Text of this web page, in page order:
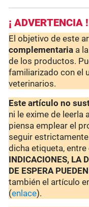
¡ ADVERTENCIA !
El objetivo de este
complementaria a
de los productos.
familiarizado con el
veterinarios.
Este artículo no
ni le exime de leerla
piensa emplear el
seguir
dicha etiqueta,
INDICACIONES, LA
DE ESPERA
también el artículo
(enlace).